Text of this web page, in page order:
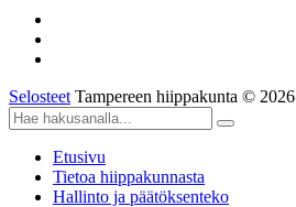
Selosteet Tampereen hiippakunta © 2026
Etusivu
Tietoa hiippakunnasta
Hallinto ja päätöksenteko